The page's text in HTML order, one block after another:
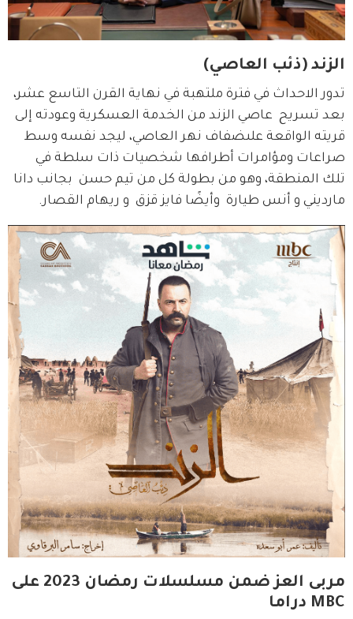
الزند (ذئب العاصي)
تدور الاحداث في فترة ملتهبة في نهاية القرن التاسع عشر،
بعد تسريح  عاصي الزند من الخدمة العسكرية وعودته إلى
قريته الواقعة علىضفاف نهر العاصي، ليجد نفسه وسط
صراعات ومؤامرات أطرافها شخصيات ذات سلطة في
تلك المنطقة، وهو من بطولة كل من تيم حسن  بجانب دانا
مارديني و أنس طيارة  وأيضًا فايز قزق  و ريهام القصار.
مربى العز ضمن مسلسلات رمضان 2023 على
MBC دراما